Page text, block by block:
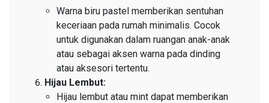
Warna biru pastel memberikan sentuhan
keceriaan pada rumah minimalis. Cocok
untuk digunakan dalam ruangan anak-anak
atau sebagai aksen warna pada dinding
atau aksesori tertentu.
Hijau Lembut:
Hijau lembut atau mint dapat memberikan